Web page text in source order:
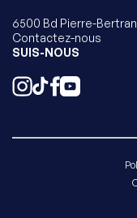
6500 Bd Pierre-
Contactez-nous
SUIS-NOUS